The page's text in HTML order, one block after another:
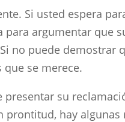
Si usted espera
para argumentar que
no puede demostrar
que se merece.
presentar su
prontitud, hay